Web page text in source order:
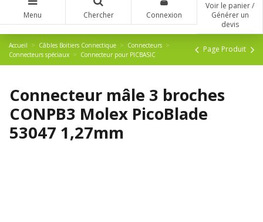
Menu Chercher Connexion
Voir le panier /
Générer un
devis
Accueil Câbles Boitiers Connectique
Connecteurs
Connecteurs spéciaux
Connecteur pour PICBASIC
Page Produit
Connecteur mâle 3 broches
CONPB3 Molex PicoBlade
53047 1,27mm